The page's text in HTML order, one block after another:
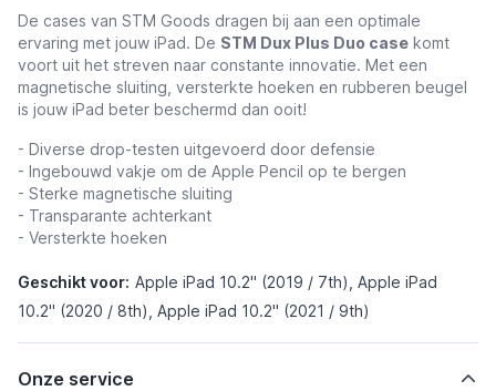
De cases van STM Goods dragen bij aan een optimale
ervaring met jouw iPad. De STM Dux Plus Duo case komt
voort uit het streven naar constante innovatie. Met een
magnetische sluiting, versterkte hoeken en rubberen beugel
is jouw iPad beter beschermd dan ooit!
- Diverse drop-testen uitgevoerd door defensie
- Ingebouwd vakje om de Apple Pencil op te bergen
- Sterke magnetische sluiting
- Transparante achterkant
- Versterkte hoeken
Geschikt voor: Apple iPad 10.2" (2019 / 7th), Apple iPad
10.2" (2020 / 8th), Apple iPad 10.2" (2021 / 9th)
Onze service